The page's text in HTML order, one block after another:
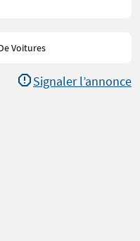
Voitures
Signaler l’annonce